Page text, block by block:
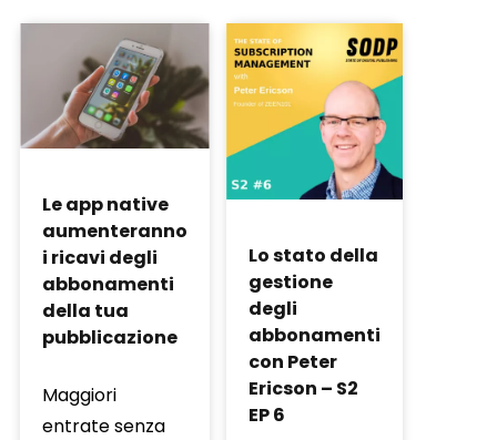
Le app native
aumenteranno
i ricavi degli
abbonamenti
della tua
pubblicazione
Maggiori
entrate senza
Lo stato della
gestione
degli
abbonamenti
con Peter
Ericson – S2
EP 6